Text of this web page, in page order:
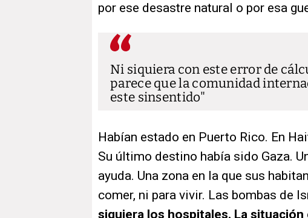
por ese desastre natural o por esa
Ni siquiera con este error de
parece que la comunidad
este sinsentido
Habían estado en Puerto Rico. En
Su último destino había sido Gaza.
ayuda. Una zona en la que sus
comer, ni para vivir. Las bombas de
siquiera los hospitales. La situación